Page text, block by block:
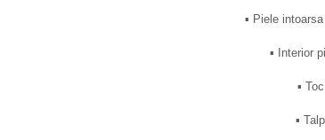
▪︎ Piele
▪︎ Interior
▪︎
▪︎